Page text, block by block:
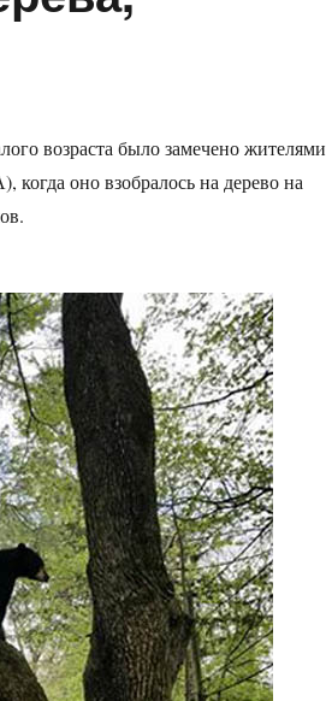
возраста было замечено жителями
оно взобралось на дерево на